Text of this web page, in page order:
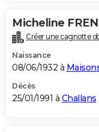
Micheline
Créer une cagnotte
Naissance
08/06/1932 à
Décès
25/01/1991 à Challans